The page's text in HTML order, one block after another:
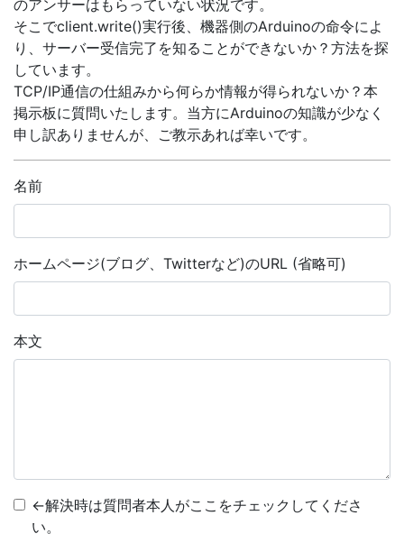
のアンサーはもらっていない状況です。
そこでclient.write()実行後、機器側のArduinoの命令によ
り、サーバー受信完了を知ることができないか？方法を探
しています。
TCP/IP通信の仕組みから何らか情報が得られないか？本
掲示板に質問いたします。当方にArduinoの知識が少なく
申し訳ありませんが、ご教示あれば幸いです。
名前
ホームページ(ブログ、Twitterなど)のURL (省略可)
本文
←解決時は質問者本人がここをチェックしてくださ
い。